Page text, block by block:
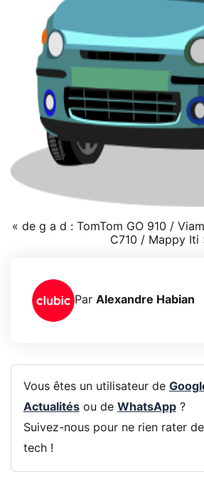
« de g a d : TomTom GO 910 /
C710 / Mappy Iti
Par Alexandre Habian
Vous êtes un utilisateur de
Actualitésou de WhatsApp?
Suivez-nous pour ne rien rater
tech !